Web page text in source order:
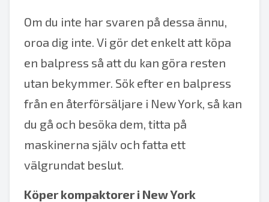
Om du inte har svaren på dessa ännu,
oroa dig inte. Vi gör det enkelt att köpa
en balpress så att du kan göra resten
utan bekymmer. Sök efter en balpress
från en återförsäljare i New York, så kan
du gå och besöka dem, titta på
maskinerna själv och fatta ett
välgrundat beslut.
Köper kompaktorer i New York